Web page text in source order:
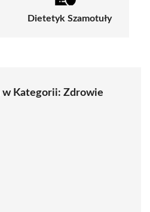
Dietetyk Szamotuły
w Kategorii: Zdrowie